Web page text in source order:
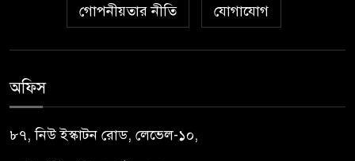
গোপনীয়তার নীতি যোগাযোগ
অফিস
৮৭, নিউ ইস্কাটন রোড, লেভেল-১০,